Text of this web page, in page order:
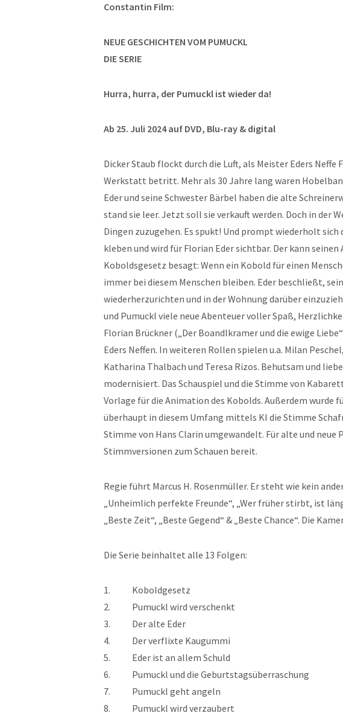
Constantin Film:
NEUE GESCHICHTEN VOM PUMUCKL
DIE SERIE
Hurra, hurra, der Pumuckl ist wieder da!
Ab 25. Juli 2024 auf DVD, Blu-ray & digital
Dicker Staub flockt durch die Luft, als Meister Eders Neffe
Werkstatt betritt. Mehr als 30 Jahre lang waren
Eder und seine Schwester Bärbel haben die alte
stand sie leer. Jetzt soll sie verkauft werden. Doch in der
Dingen zuzugehen. Es spukt! Und prompt wiederholt sich
kleben und wird für Florian Eder sichtbar. Der kann
Koboldsgesetz besagt: Wenn ein Kobold für einen
immer bei diesem Menschen bleiben. Eder beschließt,
wiederherzurichten und in der Wohnung darüber
und Pumuckl viele neue Abenteuer voller Spaß,
Florian Brückner („Der Boandlkramer und die ewige
Eders Neffen. In weiteren Rollen spielen u.a. Milan
Katharina Thalbach und Teresa Rizos. Behutsam und
modernisiert. Das Schauspiel und die Stimme von
Vorlage für die Animation des Kobolds. Außerdem wurde
überhaupt in diesem Umfang mittels KI die Stimme
Stimme von Hans Clarin umgewandelt. Für alte und neue
Stimmversionen zum Schauen bereit.
Regie führt Marcus H. Rosenmüller. Er steht wie kein
„Unheimlich perfekte Freunde“, „Wer früher stirbt, ist
„Beste Zeit“, „Beste Gegend“ & „Beste Chance“. Die
Die Serie beinhaltet alle 13 Folgen:
1. Koboldgesetz
2. Pumuckl wird verschenkt
3. Der alte Eder
4. Der verflixte Kaugummi
5. Eder ist an allem Schuld
6. Pumuckl und die Geburtstagsüberraschung
7. Pumuckl geht angeln
8. Pumuckl wird verzaubert